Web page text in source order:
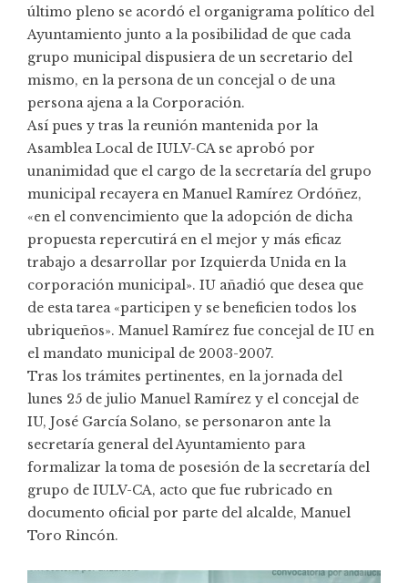
último pleno se acordó el organigrama político del
Ayuntamiento junto a la posibilidad de que cada
grupo municipal dispusiera de un secretario del
mismo, en la persona de un concejal o de una
persona ajena a la Corporación.
Así pues y tras la reunión mantenida por la
Asamblea Local de IULV-CA se aprobó por
unanimidad que el cargo de la secretaría del grupo
municipal recayera en Manuel Ramírez Ordóñez,
«en el convencimiento que la adopción de dicha
propuesta repercutirá en el mejor y más eficaz
trabajo a desarrollar por Izquierda Unida en la
corporación municipal». IU añadió que desea que
de esta tarea «participen y se beneficien todos los
ubriqueños». Manuel Ramírez fue concejal de IU en
el mandato municipal de 2003-2007.
Tras los trámites pertinentes, en la jornada del
lunes 25 de julio Manuel Ramírez y el concejal de
IU, José García Solano, se personaron ante la
secretaría general del Ayuntamiento para
formalizar la toma de posesión de la secretaría del
grupo de IULV-CA, acto que fue rubricado en
documento oficial por parte del alcalde, Manuel
Toro Rincón.